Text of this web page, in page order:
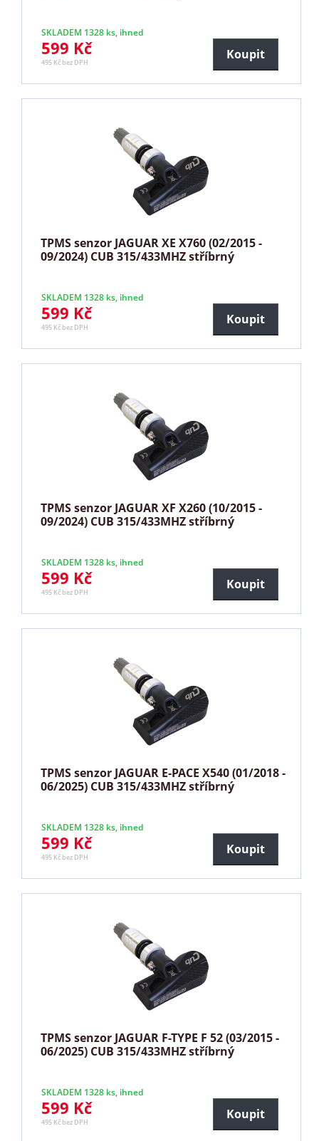
SKLADEM 1328 ks, ihned
599 Kč
495 Kč bez DPH
Koupit
TPMS senzor JAGUAR XE X760 (02/2015 -
09/2024) CUB 315/433MHZ stříbrný
SKLADEM 1328 ks, ihned
599 Kč
495 Kč bez DPH
Koupit
TPMS senzor JAGUAR XF X260 (10/2015 -
09/2024) CUB 315/433MHZ stříbrný
SKLADEM 1328 ks, ihned
599 Kč
495 Kč bez DPH
Koupit
TPMS senzor JAGUAR E-PACE X540 (01/2018 -
06/2025) CUB 315/433MHZ stříbrný
SKLADEM 1328 ks, ihned
599 Kč
495 Kč bez DPH
Koupit
TPMS senzor JAGUAR F-TYPE F 52 (03/2015 -
06/2025) CUB 315/433MHZ stříbrný
SKLADEM 1328 ks, ihned
599 Kč
495 Kč bez DPH
Koupit